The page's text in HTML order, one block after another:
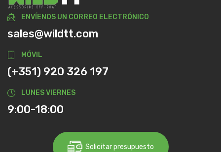
ENVÍENOS UN CORREO ELECTRÓNICO
sales@wildtt.com
MÓVIL
(+351) 920 326 197
LUNES VIERNES
9:00-18:00
Solicitar presupuesto